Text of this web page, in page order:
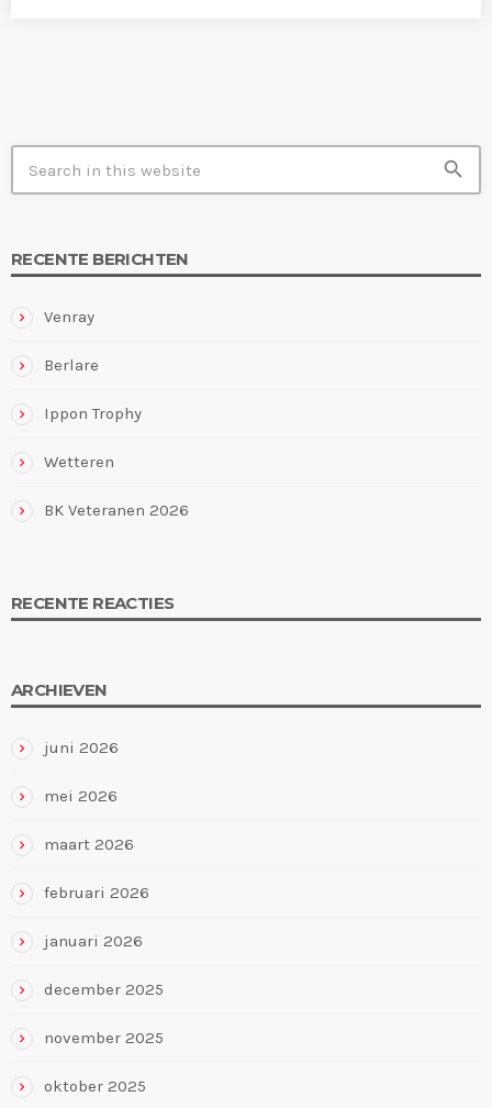
search
RECENTE BERICHTEN
Venray
Berlare
Ippon Trophy
Wetteren
BK Veteranen 2026
RECENTE REACTIES
ARCHIEVEN
juni 2026
mei 2026
maart 2026
februari 2026
januari 2026
december 2025
november 2025
oktober 2025